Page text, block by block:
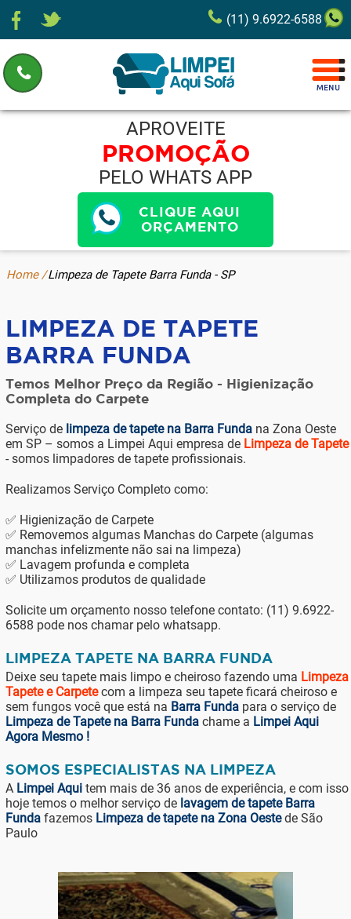
(11) 9.6922-6588
APROVEITE
PROMOÇÃO
PELO WHATS APP
CLIQUE AQUI
ORÇAMENTO
Home /Limpeza de Tapete Barra Funda - SP
LIMPEZA DE TAPETE
BARRA FUNDA
Temos Melhor Preço da Região - Higienização
Completa do Carpete
Serviço de limpeza de tapete na Barra Fundana Zona Oeste
em SP – somos a Limpei Aqui empresa de Limpeza de Tapete
- somos limpadores de tapete profissionais.
Realizamos Serviço Completo como:
✅ Higienização de Carpete
✅ Removemos algumas Manchas do Carpete (algumas
manchas infelizmente não sai na limpeza)
✅ Lavagem profunda e completa
✅ Utilizamos produtos de qualidade
Solicite um orçamento nosso telefone contato: (11) 9.6922-
6588 pode nos chamar pelo whatsapp.
LIMPEZA TAPETE NA BARRA FUNDA
Deixe seu tapete mais limpo e cheiroso fazendo uma Limpeza
Tapete e Carpetecom a limpeza seu tapete ficará cheiroso e
sem fungos você que está na Barra Fundapara o serviço de
Limpeza de Tapete na Barra Fundachame a Limpei Aqui
Agora Mesmo !
SOMOS ESPECIALISTAS NA LIMPEZA
A Limpei Aquitem mais de 36 anos de experiência, e com isso
hoje temos o melhor serviço de lavagem de tapete Barra
Fundafazemos Limpeza de tapete na Zona Oestede São
Paulo